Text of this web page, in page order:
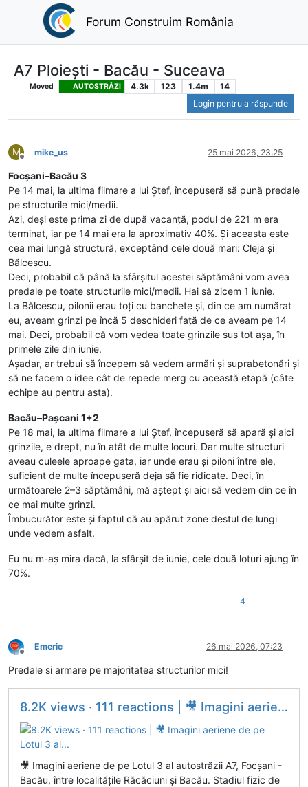
Forum Construim România
A7 Ploiești - Bacău - Suceava
Moved AUTOSTRĂZI 4.3k 123 1.4m
14
Login pentru a răspunde
M
Deconectat
mike_us 25 mai 2026, 23:25
Focșani–Bacău 3
Pe 14 mai, la ultima filmare a lui Ștef, începuseră să pună predale
pe structurile mici/medii.
Azi, deși este prima zi de după vacanță, podul de 221 m era
terminat, iar pe 14 mai era la aproximativ 40%. Și aceasta este
cea mai lungă structură, exceptând cele două mari: Cleja și
Bălcescu.
Deci, probabil că până la sfârșitul acestei săptămâni vom avea
predale pe toate structurile mici/medii. Hai să zicem 1 iunie.
La Bălcescu, pilonii erau toți cu banchete și, din ce am numărat
eu, aveam grinzi pe încă 5 deschideri față de ce aveam pe 14
mai. Deci, probabil că vom vedea toate grinzile sus tot așa, în
primele zile din iunie.
Așadar, ar trebui să începem să vedem armări și suprabetonări și
să ne facem o idee cât de repede merg cu această etapă (câte
echipe au pentru asta).
Bacău–Pașcani 1+2
Pe 18 mai, la ultima filmare a lui Ștef, începuseră să apară și aici
grinzile, e drept, nu în atât de multe locuri. Dar multe structuri
aveau culeele aproape gata, iar unde erau și piloni între ele,
suficient de multe începuseră deja să fie ridicate. Deci, în
următoarele 2–3 săptămâni, mă aștept și aici să vedem din ce în
ce mai multe grinzi.
Îmbucurător este și faptul că au apărut zone destul de lungi
unde vedem asfalt.
Eu nu m-aș mira dacă, la sfârșit de iunie, cele două loturi ajung în
70%.
4
Deconectat
Emeric 26 mai 2026, 07:23
Predale si armare pe majoritatea structurilor mici!
8.2K views · 111 reactions | 🎥 Imagini aeriene de pe Lotul 3 al...
🎥 Imagini aeriene de pe Lotul 3 al autostrăzii A7, Focșani -
Bacău, între localitățile Răcăciuni și Bacău. Stadiul fizic de